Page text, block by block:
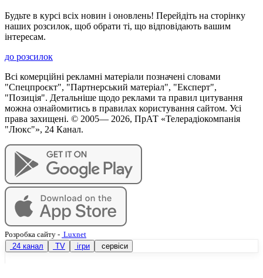
Будьте в курсі всіх новин і оновлень! Перейдіть на сторінку
наших розсилок, щоб обрати ті, що відповідають вашим
інтересам.
до розсилок
Всі комерційні рекламні матеріали позначені словами
"Спецпроєкт", "Партнерський матеріал", "Експерт",
"Позиція". Детальніше щодо реклами та правил цитування
можна ознайомитись в правилах користування сайтом. Усі
права захищені. © 2005— 2026, ПрАТ «Телерадіокомпанія
"Люкс"», 24 Канал.
Розробка сайту - Luxnet
24 канал
TV ігри сервіси